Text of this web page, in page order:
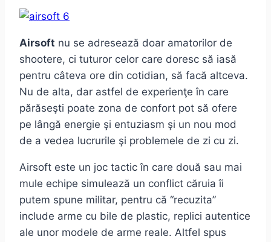
Airsoft nu se adresează doar amatorilor de
shootere, ci tuturor celor care doresc să iasă
pentru câteva ore din cotidian, să facă altceva.
Nu de alta, dar astfel de experienţe în care
părăseşti poate zona de confort pot să ofere
pe lângă energie şi entuziasm şi un nou mod
de a vedea lucrurile şi problemele de zi cu zi.
Airsoft este un joc tactic în care două sau mai
mule echipe simulează un conflict căruia îi
putem spune militar, pentru că “recuzita”
include arme cu bile de plastic, replici autentice
ale unor modele de arme reale. Altfel spus